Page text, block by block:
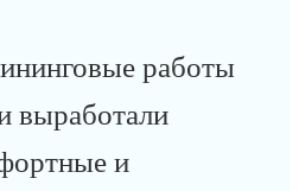
работы
выработали
и